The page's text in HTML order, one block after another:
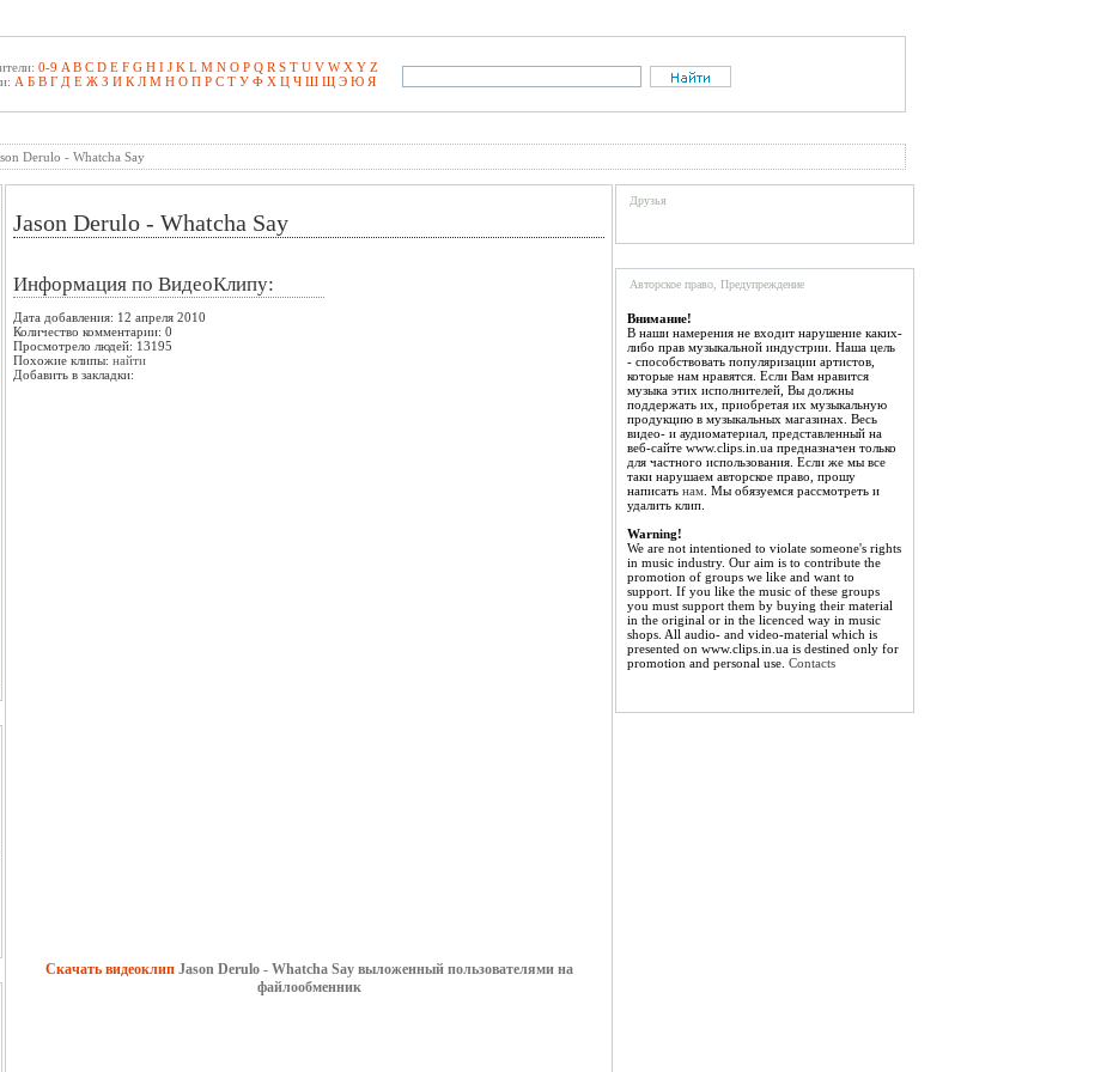
0-9 A B C D E F G H I J K L M N O P Q R S T U V W X Y Z
А Б В Г Д Е Ж З И К Л М Н О П Р С Т У Ф Х Ц Ч Ш Щ Э­ Ю Я
Derulo - Whatcha Say
Jason Derulo - Whatcha Say
Информация по ВидеоКлипу:
Дата добавления: 12 апреля 2010
Количество комментарии: 0
Просмотрело людей: 13195
Похожие клипы: найти
Добавить в закладки:
Скачать видеоклипJason Derulo - Whatcha Say выложенный пользователями на
файлообменник
Друзья
Авторское право, Предупреждение
Внимание!
В наши намерения не входит нарушение каких-
либо прав музыкальной индустрии. Наша цель
- способствовать популяризации артистов,
которые нам нравятся. Если Вам нравится
музыка этих исполнителей, Вы должны
поддержать их, приобретая их музыкальную
продукцию в музыкальных магазинах. Весь
видео- и аудиоматериал, представленный на
веб-сайте www.clips.in.ua предназначен только
для частного использования. Если же мы все
таки нарушаем авторское право, прошу
написать нам . Мы обязуемся рассмотреть и
удалить клип.
Warning!
We are not intentioned to violate someone's rights
in music industry. Our aim is to contribute the
promotion of groups we like and want to
support. If you like the music of these groups
you must support them by buying their material
in the original or in the licenced way in music
shops. All audio- and video-material which is
presented on www.clips.in.ua is destined only for
promotion and personal use. Contacts